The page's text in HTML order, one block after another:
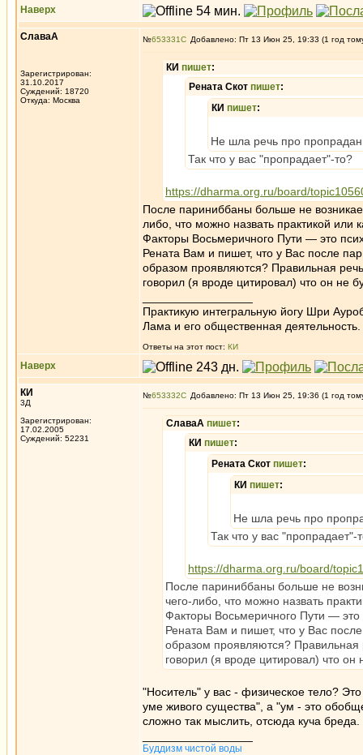
Наверх
СлаваА
Зарегистрирован:
31.10.2017
Суждений: 18720
Откуда: Москва
№653331 Добавлено: Пт 13 Июн 25, 19:33 (1 год
КИ пишет:
Рената Скот пишет:
КИ пишет:
Не шла речь про
Так что у вас "пропрадает"-то?
https://dharma.org.ru/board/
После париниббаны больше не
либо, что можно назвать практикой или
Факторы Восьмеричного Пути — это
Рената Вам и пишет, что у Вас после
образом проявляются? Правильная
говорил (я вроде цитировал) что он не
Практикую интегральную йогу Шри
Лама и его общественная деятельность.
Ответы на этот пост: КИ
Наверх
КИ
3Д
Зарегистрирован:
17.02.2005
Суждений: 52231
№653332 Добавлено: Пт 13 Июн 25, 19:36 (1 год
СлаваА пишет:
КИ пишет:
Рената Скот пишет:
КИ пишет:
Не шла речь про
Так что у вас "пропрадает"-
https://dharma.org.ru/board/
После париниббаны больше не
чего-либо, что можно назвать
Факторы Восьмеричного Пути —
Рената Вам и пишет, что у Вас
образом проявляются? Правильная
говорил (я вроде цитировал) что
"Носитель" у вас - физическое тело?
уме живого существа", а "ум - это
сложно так мыслить, отсюда куча бреда.
Буддизм чистой воды